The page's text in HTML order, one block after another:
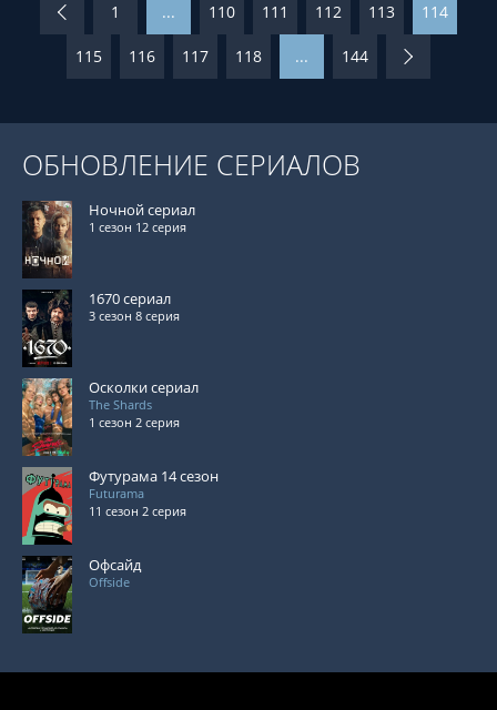
1 ... 110 111 112 113 114
115 116 117 118 ... 144
ОБНОВЛЕНИЕ СЕРИАЛОВ
Ночной сериал
1 сезон 12 серия
1670 сериал
3 сезон 8 серия
Осколки сериал
The Shards
1 сезон 2 серия
Футурама 14 сезон
Futurama
11 сезон 2 серия
Офсайд
Offside